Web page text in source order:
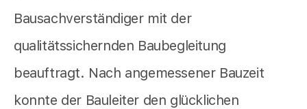
Bausachverständiger mit der
qualitätssichernden Baubegleitung
beauftragt. Nach angemessener Bauzeit
konnte der Bauleiter den glücklichen